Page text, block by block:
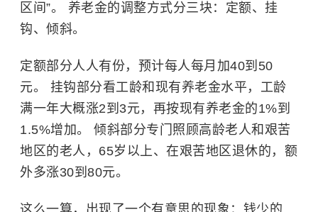
区间”。 养老金的调整方式分三块：定额、挂
钩、倾斜。
定额部分人人有份，预计每人每月加40到50
元。 挂钩部分看工龄和现有养老金水平，工龄
满一年大概涨2到3元，再按现有养老金的1%到
1.5%增加。 倾斜部分专门照顾高龄老人和艰苦
地区的老人，65岁以上、在艰苦地区退休的，额
外多涨30到80元。